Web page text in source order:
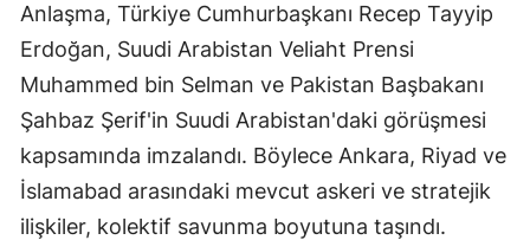
Anlaşma, Türkiye Cumhurbaşkanı Recep Tayyip
Erdoğan, Suudi Arabistan Veliaht Prensi
Muhammed bin Selman ve Pakistan Başbakanı
Şahbaz Şerif'in Suudi Arabistan'daki görüşmesi
kapsamında imzalandı. Böylece Ankara, Riyad ve
İslamabad arasındaki mevcut askeri ve stratejik
ilişkiler, kolektif savunma boyutuna taşındı.